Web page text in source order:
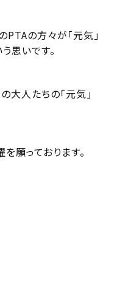
PTAの方々が「元気」
思いです。
大人たちの「元気」
願っております。